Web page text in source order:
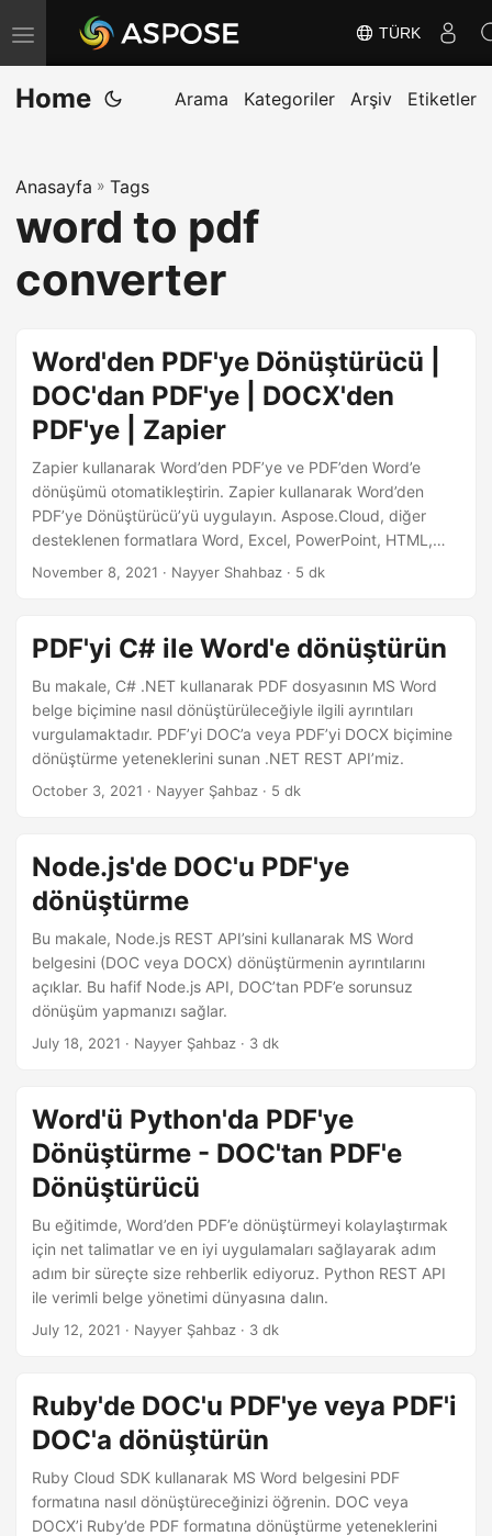
G
e
z
m
e
i
TÜRK
Home Arama Kategoriler Arşiv Etiketler
Anasayfa » Tags
word to pdf
converter
Word'den PDF'ye Dönüştürücü |
DOC'dan PDF'ye | DOCX'den
PDF'ye | Zapier
Zapier kullanarak Word’den PDF’ye ve PDF’den Word’e
dönüşümü otomatikleştirin. Zapier kullanarak Word’den
PDF’ye Dönüştürücü’yü uygulayın. Aspose.Cloud, diğer
desteklenen formatlara Word, Excel, PowerPoint, HTML,
XPS, JPEG gibi formatları oluşturma, düzenleme ve
otomatikleştirmek için, Google Drive veya Dropbox’taki
belge depolarınızı dosya işleme hizmetimize bağlayan ve
günlük görevlerinizi kolayca otomatikleştirmenizi sağlayan
Zapier’da bir Word’den PDF’ye dönüştürücü uygulama
sunuyoruz. Sonuç olarak, çıktı dosyaları bulut abonelik
hesabınıza bağlı bulut depolama alanına kaydedilir.
November 8, 2021 · Nayyer Shahbaz · 5 dk
PDF'yi C# ile Word'e dönüştürün
Bu makale, C# .NET kullanarak PDF dosyasının MS Word
belge biçimine nasıl dönüştürüleceğiyle ilgili ayrıntıları
vurgulamaktadır. PDF’yi DOC’a veya PDF’yi DOCX biçimine
dönüştürme yeteneklerini sunan .NET REST API’miz.
October 3, 2021 · Nayyer Şahbaz · 5 dk
Node.js'de DOC'u PDF'ye
dönüştürme
Bu makale, Node.js REST API’sini kullanarak MS Word
belgesini (DOC veya DOCX) dönüştürmenin ayrıntılarını
açıklar. Bu hafif Node.js API, DOC’tan PDF’e sorunsuz
dönüşüm yapmanızı sağlar.
July 18, 2021 · Nayyer Şahbaz · 3 dk
Word'ü Python'da PDF'ye
Dönüştürme - DOC'tan PDF'e
Dönüştürücü
Bu eğitimde, Word’den PDF’e dönüştürmeyi kolaylaştırmak
için net talimatlar ve en iyi uygulamaları sağlayarak adım
adım bir süreçte size rehberlik ediyoruz. Python REST API
ile verimli belge yönetimi dünyasına dalın.
July 12, 2021 · Nayyer Şahbaz · 3 dk
Ruby'de DOC'u PDF'ye veya PDF'i
DOC'a dönüştürün
Ruby Cloud SDK kullanarak MS Word belgesini PDF
formatına nasıl dönüştüreceğinizi öğrenin. DOC veya
DOCX’i Ruby’de PDF formatına dönüştürme yeteneklerini